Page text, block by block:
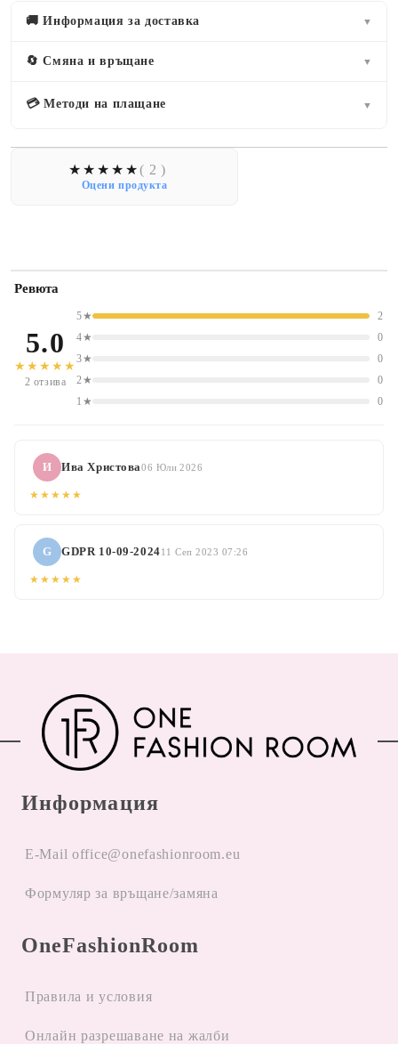
🚚 Информация за доставка ▼
🔄 Смяна и връщане ▼
💳 Методи на плащане ▼
( 2 )
Оцени продукта
Ревюта
5.0
★★★★★
2 отзива
5★
2
4★
0
3★
0
2★
0
1★
0
И Ива Христова06 Юли 2026
★★★★★
G GDPR 10-09-202411 Сеп 2023 07:26
★★★★★
Информация
E-Mail office@onefashionroom.eu
Формуляр за връщане/замяна
OneFashionRoom
Правила и условия
Oнлайн разрешаване на жалби